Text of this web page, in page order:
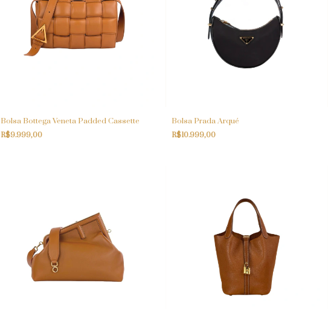
Bolsa Bottega Veneta Padded Cassette
R$9.999,00
Bolsa Prada Arqué
R$10.999,00